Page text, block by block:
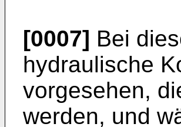
[0007] Bei
hydraulische
vorgesehen,
werden, und